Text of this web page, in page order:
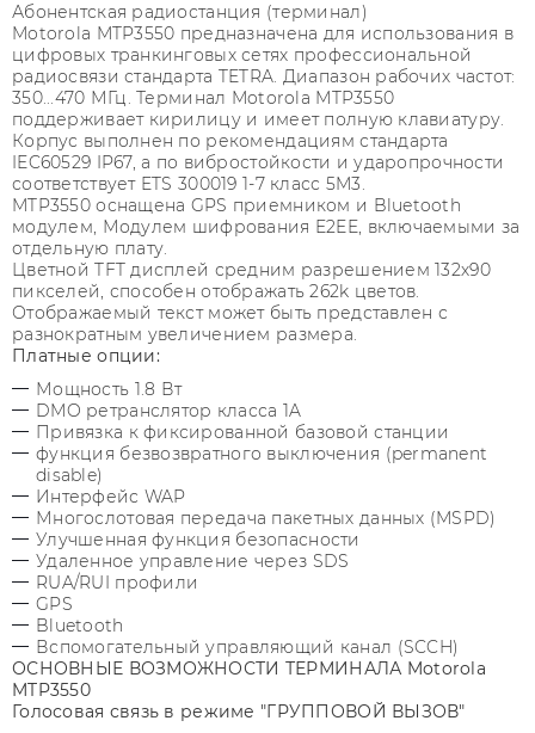
Абонентская радиостанция (терминал)
Motorola MTP3550 предназначена для использования в
цифровых транкинговых сетях профессиональной
радиосвязи стандарта TETRA. Диапазон рабочих частот:
350...470 МГц. Терминал Motorola MTP3550
поддерживает кирилицу и имеет полную клавиатуру.
Корпус выполнен по рекомендациям стандарта
IEC60529 IP67, а по вибростойкости и ударопрочности
соответствует ETS 300019 1-7 класс 5M3.
MTP3550 оснащена GPS приемником и Bluetooth
модулем, Модулем шифрования E2EE, включаемыми за
отдельную плату.
Цветной TFT дисплей средним разрешением 132х90
пикселей, способен отображать 262k цветов.
Отображаемый текст может быть представлен с
разнократным увеличением размера.
Платные опции:
Мощность 1.8 Вт
DMO ретранслятор класса 1A
Привязка к фиксированной базовой станции
функция безвозвратного выключения (permanent
disable)
Интерфейс WAP
Многослотовая передача пакетных данных (MSPD)
Улучшенная функция безопасности
Удаленное управление через SDS
RUA/RUI профили
GPS
Bluetooth
Вспомогательный управляющий канал (SCCH)
ОСНОВНЫЕ ВОЗМОЖНОСТИ ТЕРМИНАЛА Motorola
MTP3550
Голосовая связь в режиме "ГРУППОВОЙ ВЫЗОВ"